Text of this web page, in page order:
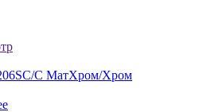
SC/C МатХром/Хром